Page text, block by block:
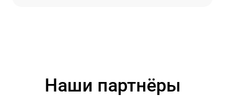
Наши партнёры